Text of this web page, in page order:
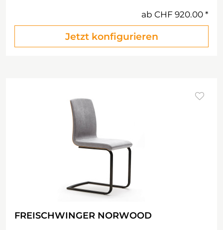
ab CHF 920.00
Jetzt konfigurieren
FREISCHWINGER NORWOOD